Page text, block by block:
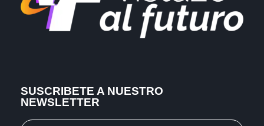
SUSCRIBETE A NUESTRO
NEWSLETTER